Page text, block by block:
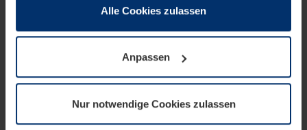
wenn diese für den Betrieb dieser Seite unbedingt
notwendig sind. Für alle anderen Cookie-Typen benötigen
wir Ihre Erlaubnis. Ihre Einwilligung können Sie jederzeit
Datenschutzerklärungunserer Website ändern oder
widerrufen.
Alle Cookies zulassen
Anpassen
Nur notwendige Cookies zulassen